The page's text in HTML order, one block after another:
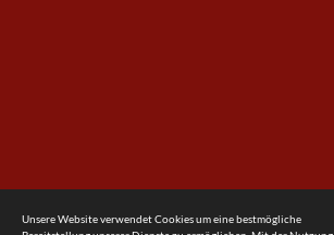
Unsere Website verwendet Cookies um eine bestmögliche